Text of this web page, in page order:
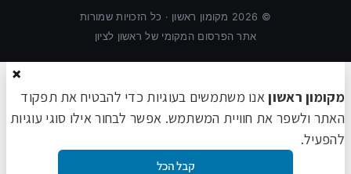
©
2026 מקומון ראשון · כל הזכויות שמורות
אתר הפרסום המקומי של ראשון לציון
×
מקומון ראשוןאנו משתמשים בעוגיות כדי להבטיח את תפקוד
האתר ולשפר את חוויית המשתמש. אפשר לבחור אילו סוגי עוגיות
להפעיל.
קבל הכל